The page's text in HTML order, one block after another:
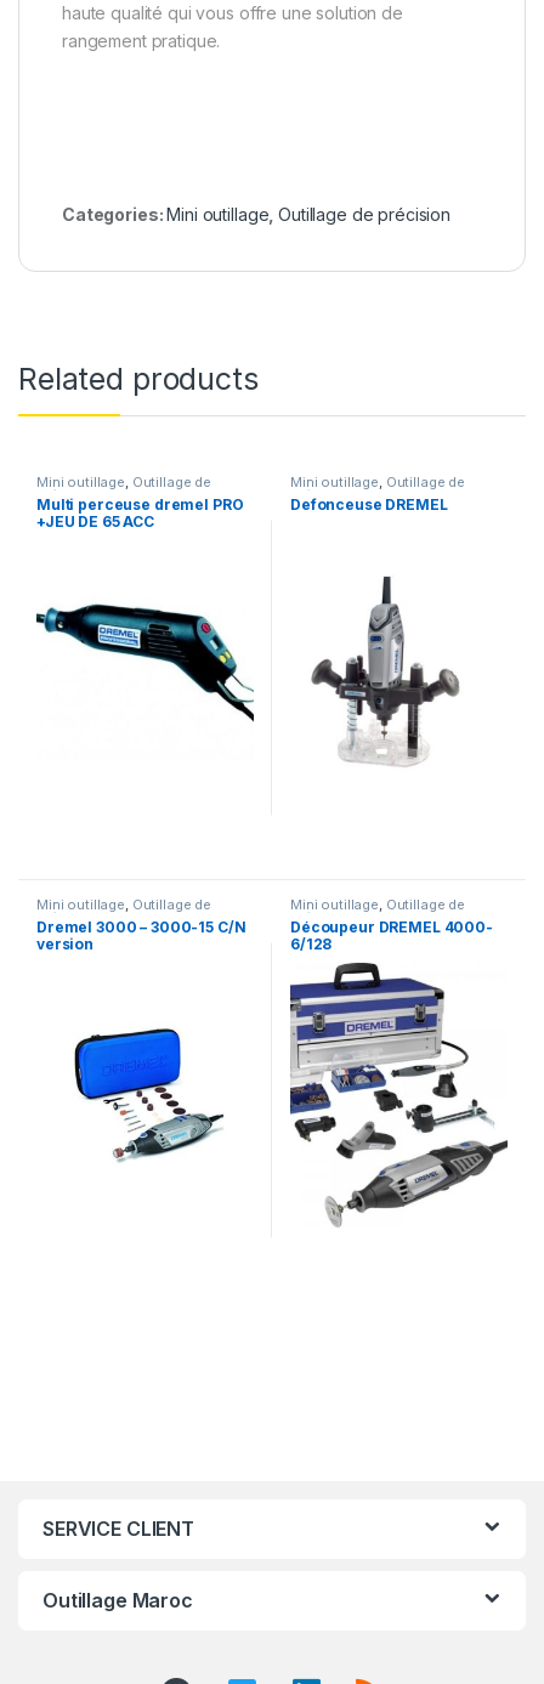
haute qualité qui vous offre une solution de
rangement pratique.
Categories:Mini outillage ,Outillage de précision
Related products
Mini outillage Outillage de
précision
Multi perceuse dremel PRO
+JEU DE 65 ACC
Mini outillage Outillage de
précision
Defonceuse DREMEL
Mini outillage, Outillage de
précision
Dremel 3000 – 3000-15 C/N
version
Mini outillage, Outillage de
précision
Découpeur DREMEL 4000-
6/128
SERVICE CLIENT
Outillage Maroc